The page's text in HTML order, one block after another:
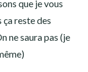
que je vous
reste des
ne saura pas (je